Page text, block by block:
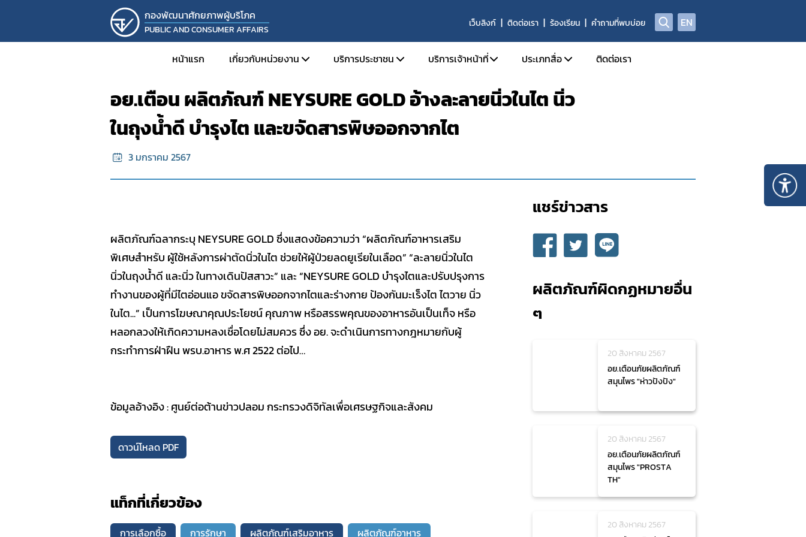
กองพัฒนาศักยภาพผู้บริโภค
PUBLIC AND CONSUMER AFFAIRS
เว็บลิงก์ ติดต่อเรา ร้องเรียน คำถามที่พบบ่อย EN
หน้าแรก เกี่ยวกับหน่วยงาน
ประวัติความเป็นมา
วิสัยทัศน์ พันธกิจ และหน้าที่ความรับผิดชอบ
โครงการที่เกี่ยวข้อง
กิจกรรม
SOP
บริการประชาชน
ตรวจสอบผลิตภัณฑ์
คำถามที่พบบ่อย (FAQs)
บริการเจ้าหน้าที่
SKYNET
รายงานการวิเคราะห์ข่าวประจำวัน
ประเภทสื่อ
ข่าวแจก
ติดต่อเรา
ข้อมูลผลิตภัณฑ์ผิดกฏหมาย
อย.เตือน ผลิตภัณฑ์ NEYSURE GOLD อ้างละลายนิ่วในไต นิ่ว
ในถุงน้ำดี บำรุงไต และขจัดสารพิษออกจากไต
3 มกราคม 2567
ผลิตภัณฑ์ฉลากระบุ NEYSURE GOLD ซึ่งแสดงข้อความว่า “ผลิตภัณฑ์อาหารเสริม
พิเศษสำหรับ ผู้ใช้หลังการผ่าตัดนิ่วในไต ช่วยให้ผู้ป่วยลดยูเรียในเลือด” “ละลายนิ่วในไต
นิ่วในถุงน้ำดี และนิ่ว ในทางเดินปัสสาวะ” และ “NEYSURE GOLD บำรุงไตและปรับปรุงการ
ทำงานของผู้ที่มีไตอ่อนแอ ขจัดสารพิษออกจากไตและร่างกาย ป้องกันมะเร็งไต ไตวาย นิ่ว
ในไต...” เป็นการโฆษณาคุณประโยชน์ คุณภาพ หรือสรรพคุณของอาหารอันเป็นเท็จ หรือ
หลอกลวงให้เกิดความหลงเชื่อโดยไม่สมควร ซึ่ง อย. จะดำเนินการทางกฎหมายกับผู้
กระทำการฝ่าฝืน พรบ.อาหาร พ.ศ 2522 ต่อไป…
ข้อมูลอ้างอิง : ศูนย์ต่อต้านข่าวปลอม กระทรวงดิจิทัลเพื่อเศรษฐกิจและสังคม
ดาวน์โหลด PDF
แท็กที่เกี่ยวข้อง
การเลือกซื้อ การรักษา ผลิตภัณฑ์เสริมอาหาร ผลิตภัณฑ์อาหาร
แชร์ข่าวสาร​
ผลิตภัณฑ์ผิดกฏหมายอื่น
ๆ
20 สิงหาคม 2567
อย.เตือนภัยผลิตภัณฑ์
สมุนไพร "ห่าวปังปัง"
20 สิงหาคม 2567
อย.เตือนภัยผลิตภัณฑ์
สมุนไพร "PROSTA
TH"
20 สิงหาคม 2567